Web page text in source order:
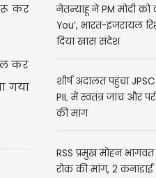
कर
कर
गया
नेतन्याहू ने PM मोदी को
You’, भारत-इजरायल
दिया खास संदेश
शीर्ष अदालत पहुंचा
PIL में स्वतंत्र जांच और
की मांग
RSS प्रमुख मोहन भागवत
रोक की मांग, 2